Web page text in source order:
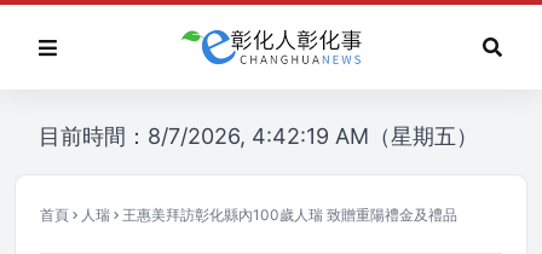
目前時間：8/7/2026, 4:42:19 AM（星期五）
首頁 人瑞 王惠美拜訪彰化縣內100歲人瑞 致贈重陽禮金及禮品